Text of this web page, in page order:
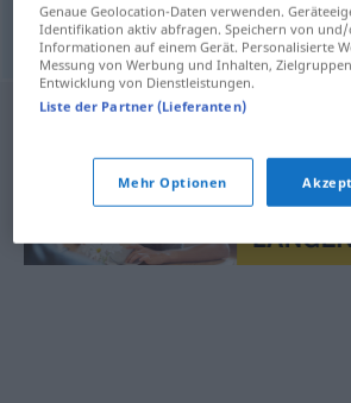
Zottelf chundel FIG
Genaue Geolocation-Daten verwenden.
Identifikation aktiv abfragen. Speichern von
Informationen auf einem Gerät. Personalisierte
Messung von Werbung und Inhalten,
Entwicklung von Dienstleistungen.
Liste der Partner (Lieferanten)
Mehr Optionen